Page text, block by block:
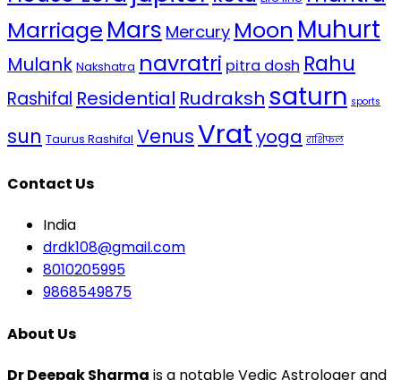
Marriage Mars Mercury Moon Muhurt
Mulank Nakshatra navratri pitra dosh Rahu
Rashifal Residential Rudraksh saturn sports
sun Taurus Rashifal VenusVratyoga राशिफल
Contact Us
India
drdk108@gmail.com
8010205995
9868549875
About Us
Dr Deepak Sharma is a notable Vedic Astrologer and